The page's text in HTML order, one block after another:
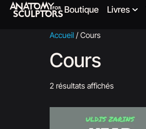
Boutique Livres
Accueil / Cours
Cours
2 résultats affichés